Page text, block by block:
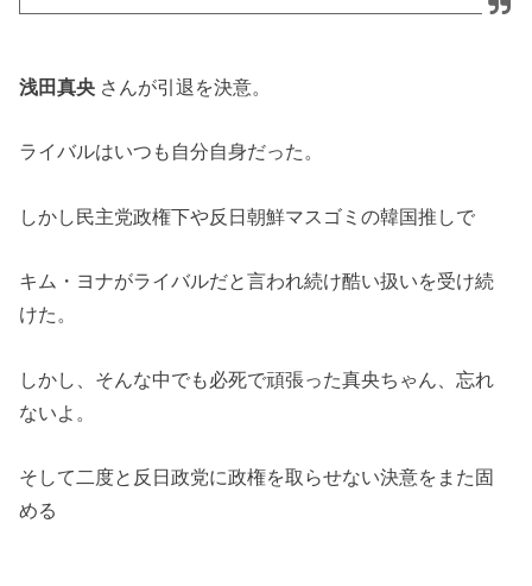
浅田真央 さんが引退を決意。
ライバルはいつも自分自身だった。
しかし民主党政権下や反日朝鮮マスゴミの韓国推しで
キム・ヨナがライバルだと言われ続け酷い扱いを受け続
けた。
しかし、そんな中でも必死で頑張った真央ちゃん、忘れ
ないよ。
そして二度と反日政党に政権を取らせない決意をまた固
める